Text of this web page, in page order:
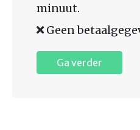
minuut.
Geen
Ga verder